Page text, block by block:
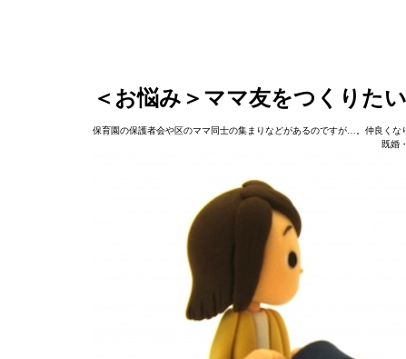
＜お悩み＞ママ友をつくりた
保育園の保護者会や区のママ同士の集まりなどがあるのですが…。仲良くな
既婚